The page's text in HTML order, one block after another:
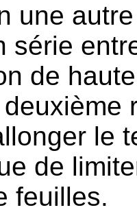
une
série
de
le
de
feuilles.